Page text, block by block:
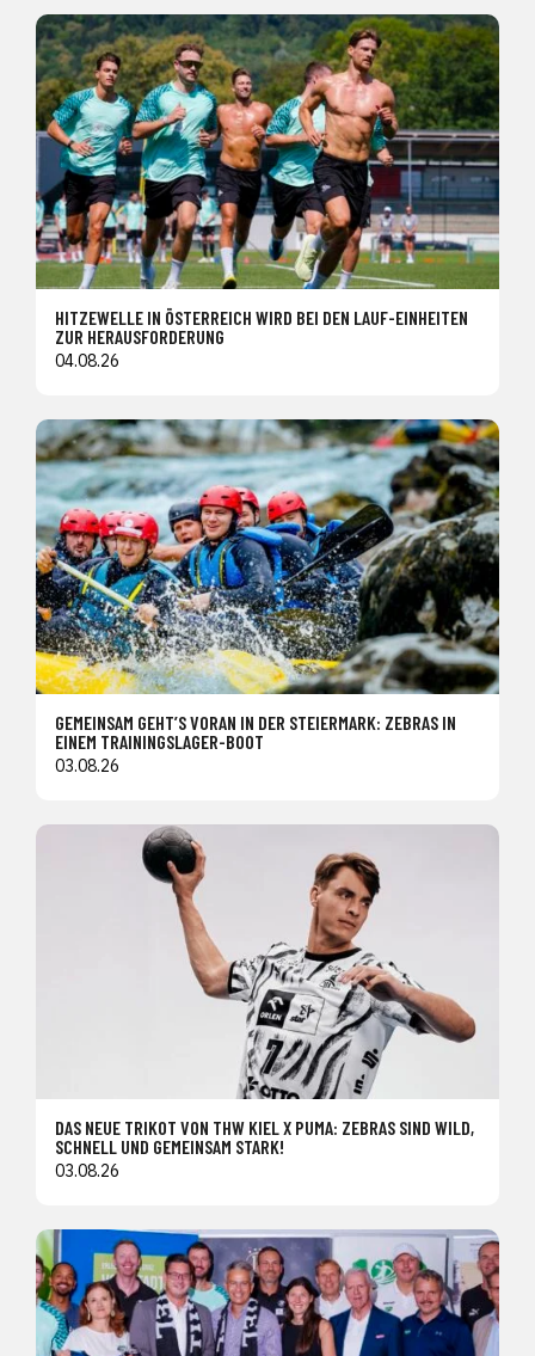
HITZEWELLE IN ÖSTERREICH WIRD BEI DEN LAUF-EINHEITEN
ZUR HERAUSFORDERUNG
04.08.26
GEMEINSAM GEHT’S VORAN IN DER STEIERMARK: ZEBRAS IN
EINEM TRAININGSLAGER-BOOT
03.08.26
DAS NEUE TRIKOT VON THW KIEL X PUMA: ZEBRAS SIND WILD,
SCHNELL UND GEMEINSAM STARK!
03.08.26